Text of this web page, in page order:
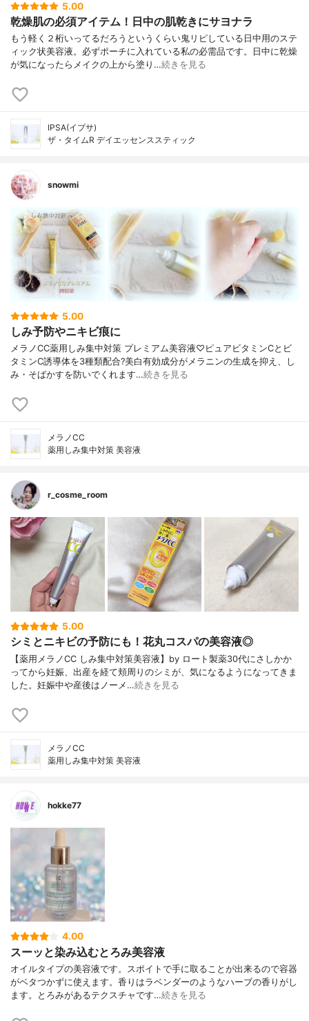
5.00
乾燥肌の必須アイテム！日中の肌乾きにサヨナラ
もう軽く２桁いってるだろうというくらい鬼リピしている日中用のステ
ィック状美容液。必ずポーチに入れている私の必需品です。日中に乾燥
が気になったらメイクの上から塗り…続きを見る
IPSA(イプサ)
ザ・タイムR デイエッセンススティック
snowmi
5.00
しみ予防やニキビ痕に
メラノCC薬用しみ集中対策 プレミアム美容液♡ピュアビタミンCとビ
タミンC誘導体を3種類配合?美白有効成分がメラニンの生成を抑え、し
み・そばかすを防いでくれます…続きを見る
メラノCC
薬用しみ集中対策 美容液
r_cosme_room
5.00
シミとニキビの予防にも！花丸コスパの美容液◎
【薬用メラノCC しみ集中対策美容液】by ロート製薬30代にさしかか
ってから妊娠、出産を経て頬周りのシミが、気になるようになってきま
した。妊娠中や産後はノーメ…続きを見る
メラノCC
薬用しみ集中対策 美容液
hokke77
4.00
スーッと染み込むとろみ美容液
オイルタイプの美容液です。スポイトで手に取ることが出来るので容器
がベタつかずに使えます。香りはラベンダーのようなハーブの香りがし
ます。とろみがあるテクスチャです…続きを見る